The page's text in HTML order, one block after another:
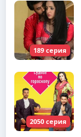
189 серия
2050 серия